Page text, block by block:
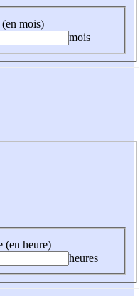
mois)
mois
(en heure)
heures